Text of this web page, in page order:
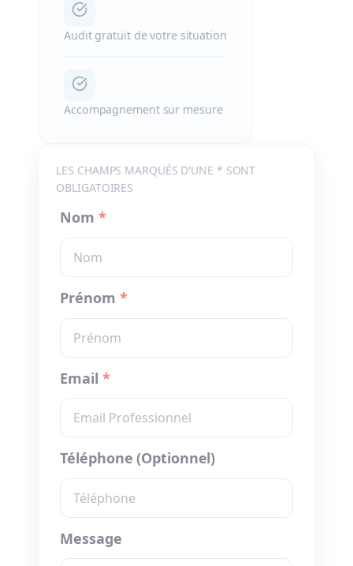
Audit gratuit de votre situation
Accompagnement sur mesure
LES CHAMPS MARQUÉS D'UNE * SONT
OBLIGATOIRES
Nom *
Prénom *
Email *
Téléphone (Optionnel)
Message